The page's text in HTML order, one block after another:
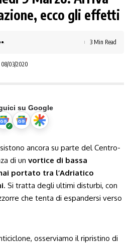
ecco gli effetti
03/2020
3 Min Read
su Google
ancora su parte del Centro-
di un vortice di bassa
portato tra l’Adriatico
. Si tratta degli ultimi disturbi, con
che tenta di espandersi verso
osserviamo il ripristino di